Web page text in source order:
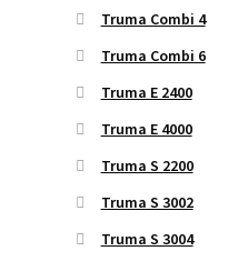
Truma Combi 4
Truma Combi 6
Truma E 2400
Truma E 4000
Truma S 2200
Truma S 3002
Truma S 3004